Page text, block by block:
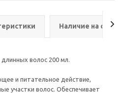
Наличие на
волос 200 мл.
и питательное действие,
участки волос. Обеспечивает